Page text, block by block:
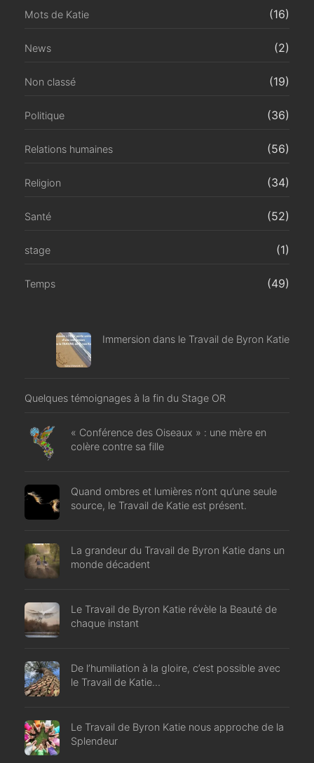
Mots de Katie (16)
News (2)
Non classé (19)
Politique (36)
Relations humaines (56)
Religion (34)
Santé (52)
stage (1)
Temps (49)
Immersion dans le Travail de Byron Katie
Quelques témoignages à la fin du Stage OR
« Conférence des Oiseaux » : une mère en
colère contre sa fille
Quand ombres et lumières n’ont qu’une seule
source, le Travail de Katie est présent.
La grandeur du Travail de Byron Katie dans un
monde décadent
Le Travail de Byron Katie révèle la Beauté de
chaque instant
De l’humiliation à la gloire, c’est possible avec
le Travail de Katie…
Le Travail de Byron Katie nous approche de la
Splendeur